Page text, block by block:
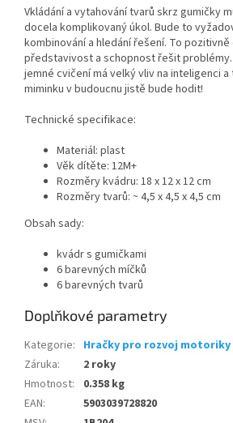
Vkládání a vytahování tvarů skrz gumičky
docela komplikovaný úkol. Bude to
kombinování a hledání řešení. To
představivost a schopnost řešit problémy.
jemné cvičení má velký vliv na inteligenci
miminku v budoucnu jistě bude hodit!
Technické specifikace:
Materiál: plast
Věk dítěte: 12M+
Rozměry kvádru: 18 x 12 x 12 cm
Rozměry tvarů: ~ 4,5 x 4,5 x 4,5 cm
Obsah sady:
kvádr s gumičkami
6 barevných míčků
6 barevných tvarů
Doplňkové parametry
Kategorie: Hračky pro rozvoj motoriky
Záruka:
2 roky
Hmotnost:
0.358 kg
EAN:
5903039728820